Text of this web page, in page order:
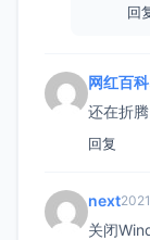
回
网红百科
还在折腾
回复
next
关闭